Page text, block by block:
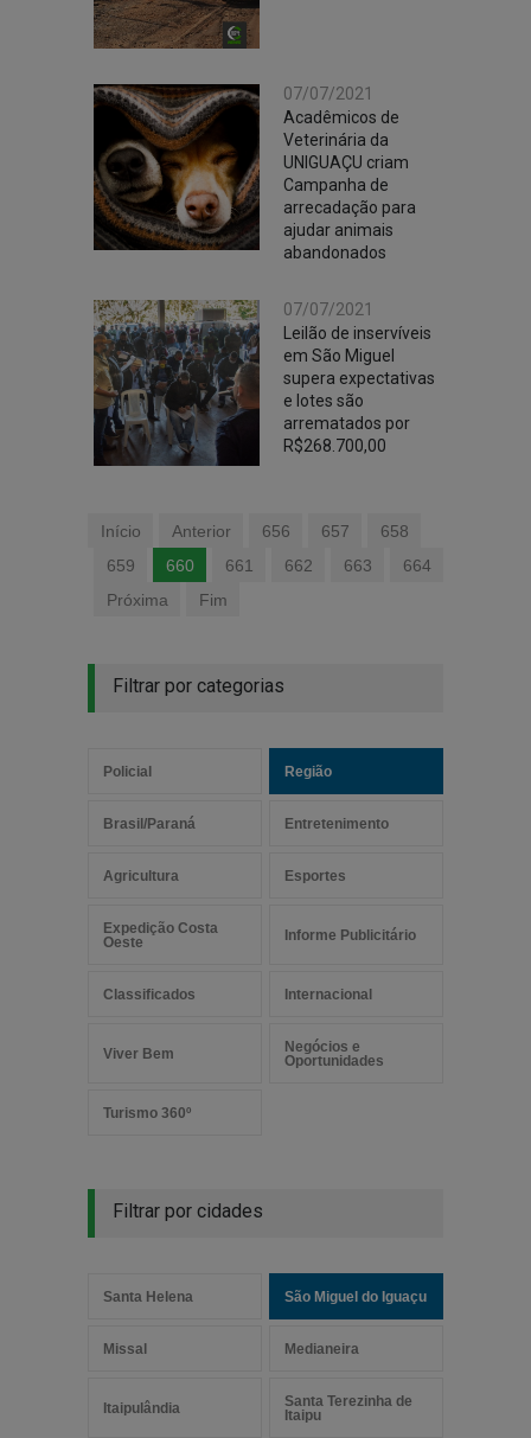
07/07/2021
Acadêmicos de
Veterinária da
UNIGUAÇU criam
Campanha de
arrecadação para
ajudar animais
abandonados
07/07/2021
Leilão de inservíveis
em São Miguel
supera expectativas
e lotes são
arrematados por
R$268.700,00
Início Anterior 656 657
658
659
660 661 662 663
664
Próxima
Fim
Filtrar por categorias
Policial Região
Brasil/Paraná Entretenimento
Agricultura Esportes
Expedição Costa
Oeste
Informe Publicitário
Classificados Internacional
Viver Bem
Negócios e
Oportunidades
Turismo 360º
Filtrar por cidades
Santa Helena São Miguel do Iguaçu
Missal Medianeira
Itaipulândia
Santa Terezinha de
Itaipu